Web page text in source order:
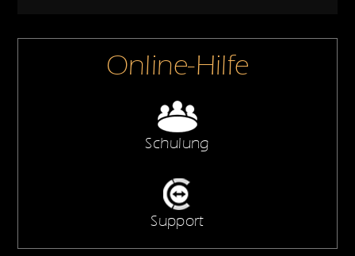
Online-Hilfe
Schulung
Support